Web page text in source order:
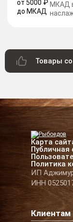
МКАД
Товары
Карта
Публичная
Политика
ИП
ИНН
Клиентам